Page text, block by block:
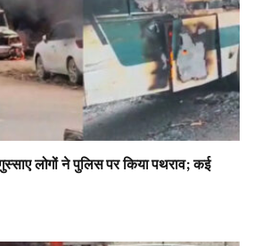
लोगों ने पुलिस पर किया पथराव; कई